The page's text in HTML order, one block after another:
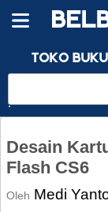
Desain
Flash CS6
Oleh Medi